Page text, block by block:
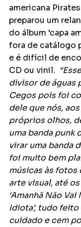
americana
preparou um
do álbum ‘capa
fora de catálogo
e é difícil de
CD ou vinil.
divisor de águas
Cegos pois foi
dele que nós,
próprios olhos,
uma banda punk
virar uma banda
foi muito bem
músicas às fotos
arte visual, até
‘Amanhã Não Vai
Idiota’, tudo
cuidado e cem